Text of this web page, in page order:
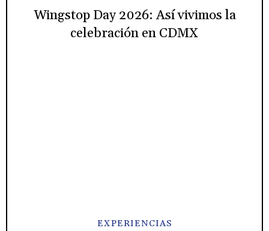
Wingstop Day 2026: Así vivimos la
celebración en CDMX
EXPERIENCIAS